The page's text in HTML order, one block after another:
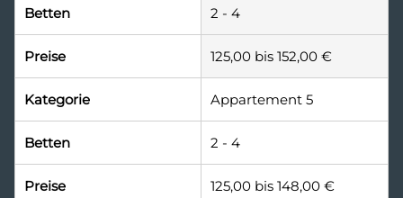
Betten 2 - 4
Preise 125,00 bis 152,00 €
Kategorie Appartement 5
Betten 2 - 4
Preise 125,00 bis 148,00 €